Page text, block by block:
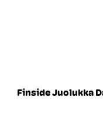
Finside Juolukka